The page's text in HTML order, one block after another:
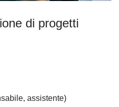
di progetti
assistente)